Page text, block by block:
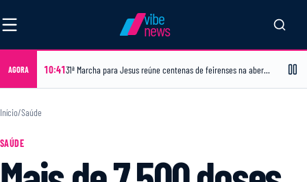
vibe
news
AGORA 10:41 31ª Marcha para Jesus reúne centenas de feirenses na abertura de edição inédita com dois dias de programação
Início/Saúde
SAÚDE